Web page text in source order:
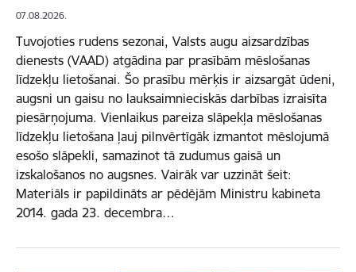
07.08.2026.
Tuvojoties rudens sezonai, Valsts augu aizsardzības
dienests (VAAD) atgādina par prasībām mēslošanas
līdzekļu lietošanai. Šo prasību mērķis ir aizsargāt ūdeni,
augsni un gaisu no lauksaimnieciskās darbības izraisīta
piesārņojuma. Vienlaikus pareiza slāpekļa mēslošanas
līdzekļu lietošana ļauj pilnvērtīgāk izmantot mēslojumā
esošo slāpekli, samazinot tā zudumus gaisā un
izskalošanos no augsnes. Vairāk var uzzināt šeit:
Materiāls ir papildināts ar pēdējām Ministru kabineta
2014. gada 23. decembra…